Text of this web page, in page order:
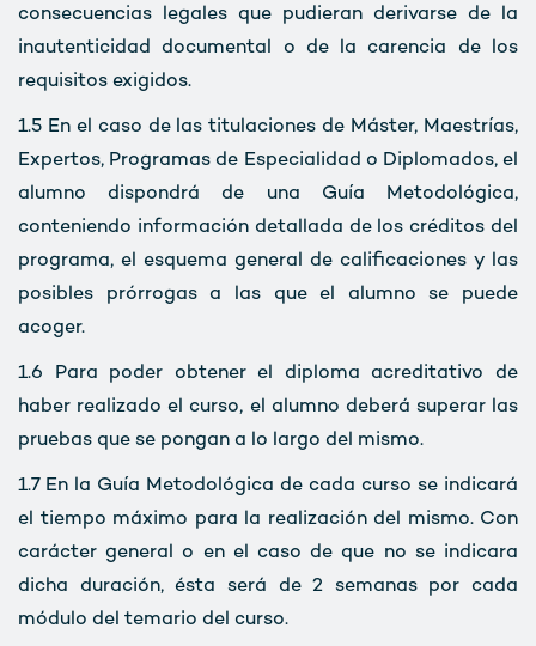
consecuencias legales que pudieran derivarse de la
inautenticidad documental o de la carencia de los
requisitos exigidos.
1.5 En el caso de las titulaciones de Máster, Maestrías,
Expertos, Programas de Especialidad o Diplomados, el
alumno dispondrá de una Guía Metodológica,
conteniendo información detallada de los créditos del
programa, el esquema general de calificaciones y las
posibles prórrogas a las que el alumno se puede
acoger.
1.6 Para poder obtener el diploma acreditativo de
haber realizado el curso, el alumno deberá superar las
pruebas que se pongan a lo largo del mismo.
1.7En la Guía Metodológica de cada curso se indicará
el tiempo máximo para la realización del mismo. Con
carácter general o en el caso de que no se indicara
dicha duración, ésta será de 2 semanas por cada
módulo del temario del curso.